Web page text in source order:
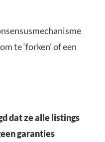
te ‘forken’ of een
dat ze alle listings
garanties